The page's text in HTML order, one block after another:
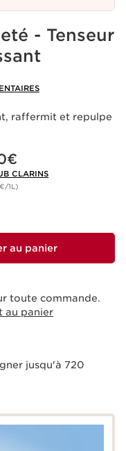
- Tenseur
raffermit et repulpe
CLARINS
1L)
au panier
toute commande.
au panier
jusqu'à 720